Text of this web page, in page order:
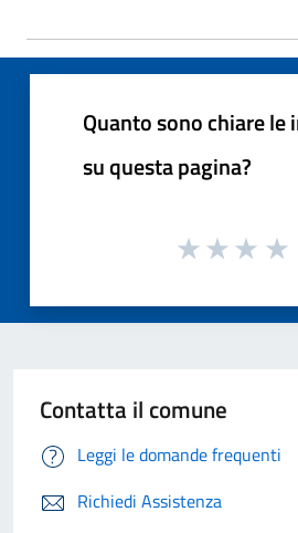
Quanto sono chiare
su questa pagina?
Contatta il comune
Leggi le domande frequenti
Richiedi Assistenza